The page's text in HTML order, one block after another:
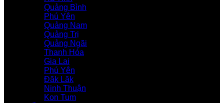
Quảng Bình
Phú Yên
Quảng Nam
Quảng Trị
Quảng Ngãi
Thanh Hóa
Gia Lai
Phú Yên
Đăk Lăk
Ninh Thuận
Kon Tum